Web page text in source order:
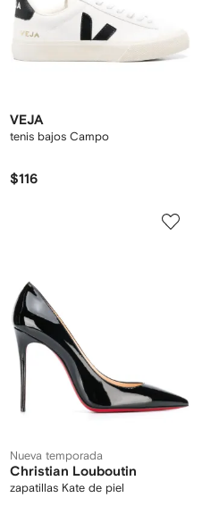
VEJA
tenis bajos Campo
$116
Nueva temporada
Christian Louboutin
zapatillas Kate de piel